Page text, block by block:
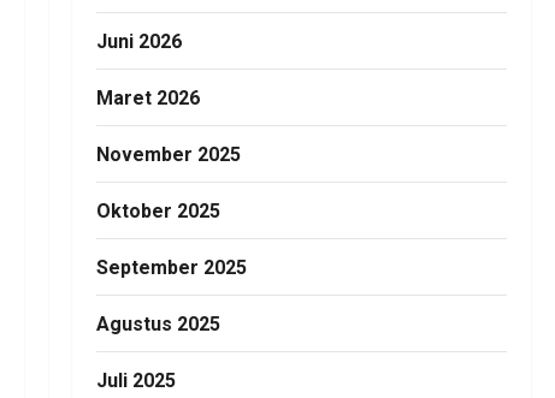
Juni 2026
Maret 2026
November 2025
Oktober 2025
September 2025
Agustus 2025
Juli 2025